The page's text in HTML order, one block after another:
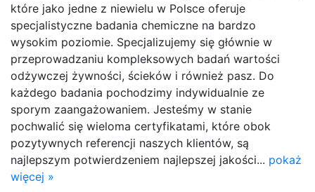
które jako jedne z niewielu w Polsce oferuje
specjalistyczne badania chemiczne na bardzo
wysokim poziomie. Specjalizujemy się głównie w
przeprowadzaniu kompleksowych badań wartości
odżywczej żywności, ścieków i również pasz. Do
każdego badania pochodzimy indywidualnie ze
sporym zaangażowaniem. Jesteśmy w stanie
pochwalić się wieloma certyfikatami, które obok
pozytywnych referencji naszych klientów, są
najlepszym potwierdzeniem najlepszej jakości... pokaż
więcej »